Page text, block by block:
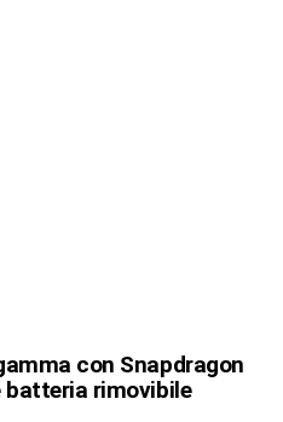
con Snapdragon
batteria rimovibile